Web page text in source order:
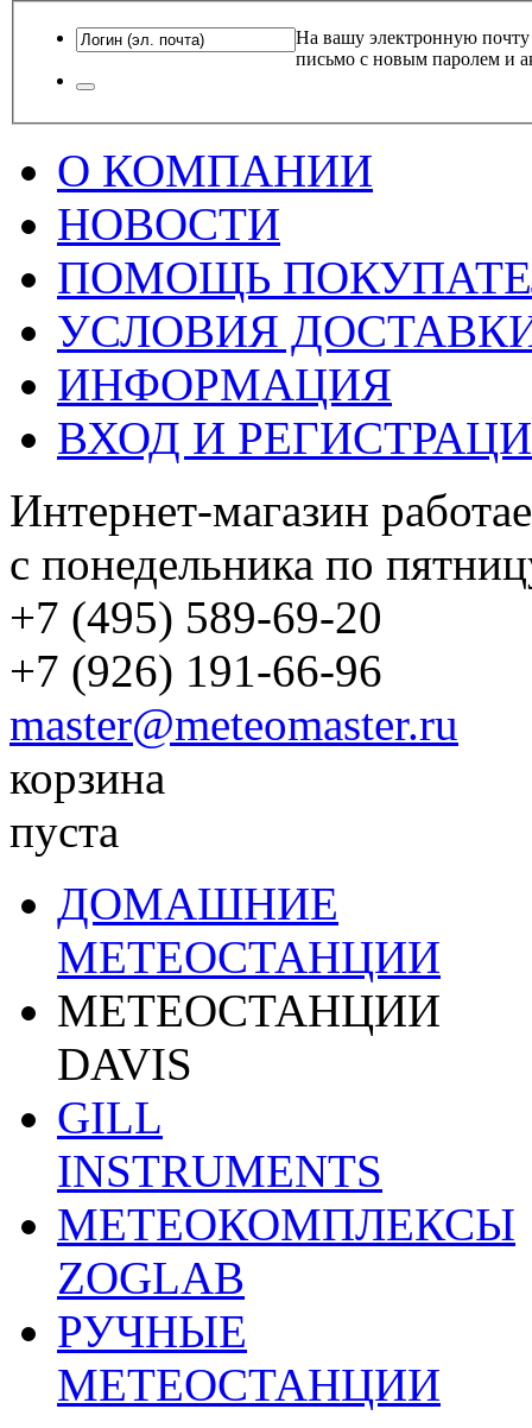
На вашу электронную почту
письмо с новым паролем и
О КОМПАНИИ
НОВОСТИ
ПОМОЩЬ
УСЛОВИЯ
ИНФОРМАЦИЯ
ВХОД И
Интернет-магазин
с понедельника по
+7 (495) 589-69-20
+7 (926) 191-66-96
master@meteomaster.ru
корзина
пуста
ДОМАШНИЕ
МЕТЕОСТАНЦИИ
МЕТЕОСТАНЦИИ
DAVIS
GILL
INSTRUMENTS
МЕТЕОКОМПЛЕКСЫ
ZOGLAB
РУЧНЫЕ
МЕТЕОСТАНЦИИ